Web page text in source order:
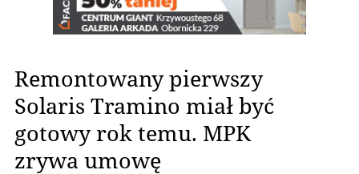
Remontowany pierwszy
Solaris Tramino miał być
gotowy rok temu. MPK
zrywa umowę